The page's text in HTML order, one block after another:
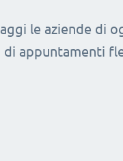
le aziende di
di appuntamenti